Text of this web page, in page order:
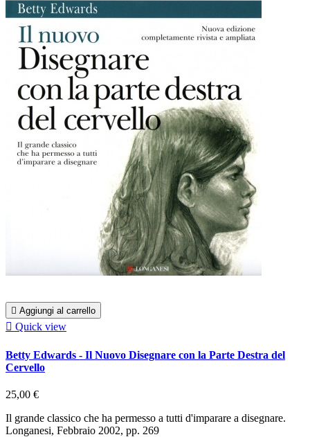
 Aggiungi al carrello
 Quick view
Betty Edwards - Il Nuovo Disegnare con la Parte Destra del
Cervello
25,00 €
Il grande classico che ha permesso a tutti d'imparare a disegnare.
Longanesi, Febbraio 2002, pp. 269